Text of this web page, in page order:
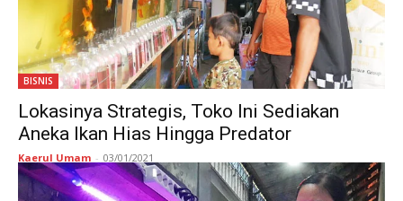
BISNIS
Lokasinya Strategis, Toko Ini Sediakan
Aneka Ikan Hias Hingga Predator
Kaerul Umam - 03/01/2021